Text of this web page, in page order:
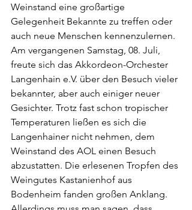
Weinstand eine großartige
Gelegenheit Bekannte zu treffen oder
auch neue Menschen kennenzulernen.
Am vergangenen Samstag, 08. Juli,
freute sich das Akkordeon-Orchester
Langenhain e.V. über den Besuch vieler
bekannter, aber auch einiger neuer
Gesichter. Trotz fast schon tropischer
Temperaturen ließen es sich die
Langenhainer nicht nehmen, dem
Weinstand des AOL einen Besuch
abzustatten. Die erlesenen Tropfen des
Weingutes Kastanienhof aus
Bodenheim fanden großen Anklang.